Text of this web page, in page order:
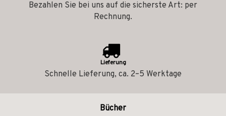
Bezahlen Sie bei uns auf die sicherste Art: per
Rechnung.
Lieferung
Schnelle Lieferung, ca. 2–5 Werktage
Bücher